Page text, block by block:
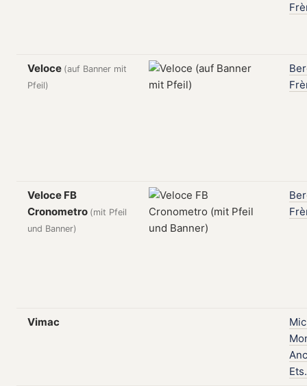
Veloce (auf Banner mit
Pfeil)
Veloce FB
Cronometro (mit Pfeil
und Banner)
Vimac
Ets.